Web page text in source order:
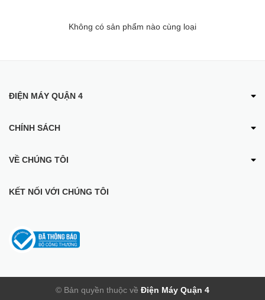
Không có sản phẩm nào cùng loại
ĐIỆN MÁY QUẬN 4
CHÍNH SÁCH
VỀ CHÚNG TÔI
KẾT NỐI VỚI CHÚNG TÔI
© Bản quyền thuộc về Điện Máy Quận 4